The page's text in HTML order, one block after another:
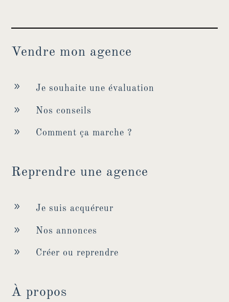
Vendre mon agence
9 Je souhaite une évaluation
9 Nos conseils
9 Comment ça marche ?
Reprendre une agence
9 Je suis acquéreur
9 Nos annonces
9 Créer ou reprendre
À propos